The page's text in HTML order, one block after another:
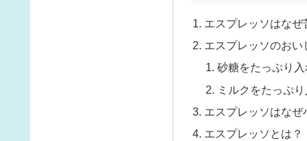
エスプレッソはなぜ
エスプレッソのお
砂糖をたっぷり
ミルクをたっぷ
エスプレッソはな
エスプレッソとは？